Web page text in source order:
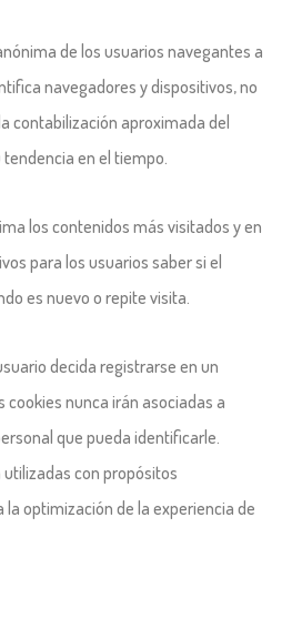
de los usuarios navegantes a
navegadores y dispositivos, no
contabilización aproximada del
en el tiempo.
los contenidos más visitados y en
para los usuarios saber si el
es nuevo o repite visita.
decida registrarse en un
cookies nunca irán asociadas a
que pueda identificarle.
con propósitos
optimización de la experiencia de